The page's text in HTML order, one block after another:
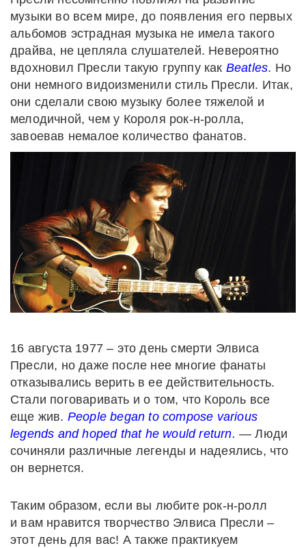
музыки во всем мире, до появления его первых
альбомов эстрадная музыка не имела такого
драйва, не цепляла слушателей. Невероятно
вдохновил Пресли такую группу как Beatles. Но
они немного видоизменили стиль Пресли. Итак,
они сделали свою музыку более тяжелой и
мелодичной, чем у Короля рок-н-ролла,
завоевав немалое количество фанатов.
16 августа 1977 – это день смерти Элвиса
Пресли, но даже после нее многие фанаты
отказывались верить в ее действительность.
Стали поговаривать и о том, что Король все
еще жив. People began to compose various
legends and hoped that he would return. — Люди
сочиняли различные легенды и надеялись, что
он вернется.
Таким образом, если вы любите рок-н-ролл
и вам нравится творчество Элвиса Пресли –
этот день для вас! А также практикуем